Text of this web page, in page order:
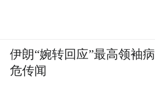
伊朗“婉转回应”最高领袖病
危传闻